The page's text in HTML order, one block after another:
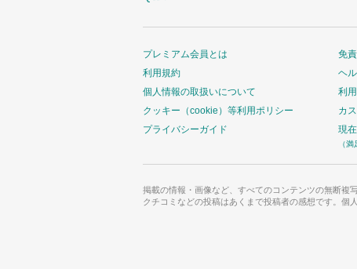
プレミアム会員とは
利用規約
個人情報の取扱いについて
クッキー（cookie）等利用ポリシー
プライバシーガイド
免
ヘ
利
カ
現
（
掲載の情報・画像など、すべてのコンテンツの無断複
クチコミなどの投稿はあくまで投稿者の感想です。個